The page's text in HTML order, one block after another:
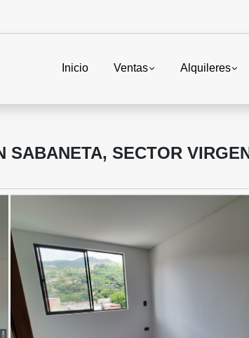
Inicio Ventas Alquileres
SABANETA, SECTOR